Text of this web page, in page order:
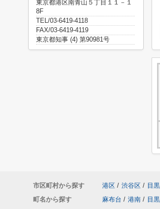
東京都港区南青山５丁目１１－１
8F
TEL/03-6419-4118
FAX/03-6419-4119
東京都知事 (4) 第90981号
市区町村から探す 港区 / 渋谷区 / 目
町名から探す
麻布台 / 港南 / 目黒